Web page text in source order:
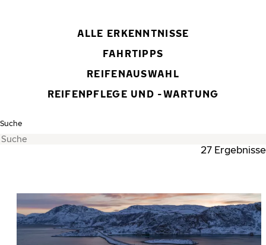
ALLE ERKENNTNISSE
FAHRTIPPS
REIFENAUSWAHL
REIFENPFLEGE UND -WARTUNG
Suche
27 Ergebnisse